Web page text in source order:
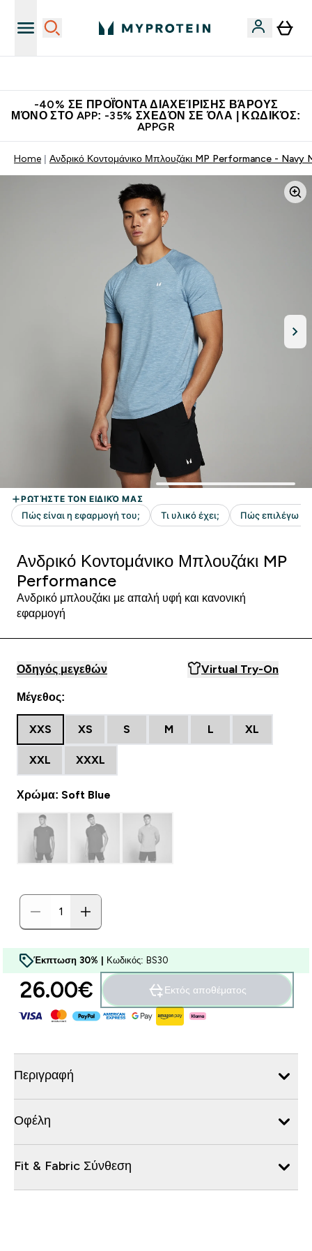
-40% ΣΕ ΠΡΟΪΌΝΤΑ ΔΙΑΧΕΊΡΙΣΗΣ ΒΆΡΟΥΣ
ΜΌΝΟ ΣΤΟ APP: -35% ΣΧΕΔΌΝ ΣΕ ΌΛΑ | ΚΩΔΙΚΌΣ:
APPGR
Home Ανδρικό Κοντομάνικο Μπλουζάκι MP Performance - Navy
Ανδρικό Κοντομάνικο Μπλουζάκι MP
Performance
Ανδρικό μπλουζάκι με απαλή υφή και κανονική
εφαρμογή
Οδηγός μεγεθών Virtual Try-On
Μέγεθος:
XXS XS S M L XL
XXL XXXL
Χρώμα: Soft Blue
Έκπτωση 30% | Κωδικός: BS30
26.00€‎ Εκτός αποθέματος
Περιγραφή
Οφέλη
Fit & Fabric Σύνθεση